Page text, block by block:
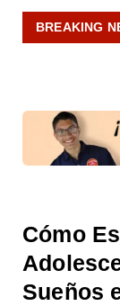
BREAKING
Cómo
Sueños